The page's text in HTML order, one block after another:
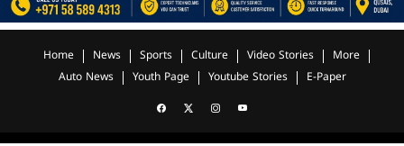
Home News Sports Culture Video Stories
More
Auto News
Youth Page Youtube Stories E-Paper